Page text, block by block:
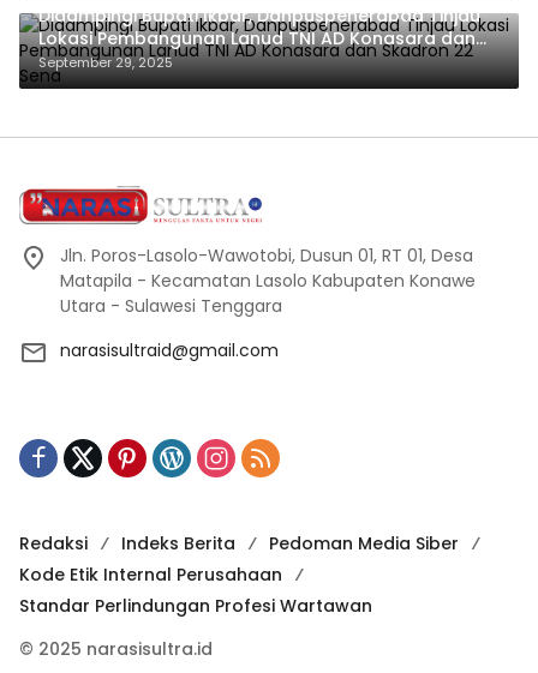
Didampingi Bupati Ikbar, Danpuspenerabad Tinjau
Lokasi Pembangunan Lanud TNI AD Konasara dan
Skadron 22 Sena
September 29, 2025
Jln. Poros-Lasolo-Wawotobi, Dusun 01, RT 01, Desa
Matapila - Kecamatan Lasolo Kabupaten Konawe
Utara - Sulawesi Tenggara
narasisultraid@gmail.com
Redaksi Indeks Berita
Pedoman Media Siber
Kode Etik Internal Perusahaan
Standar Perlindungan Profesi Wartawan
© 2025 narasisultra.id